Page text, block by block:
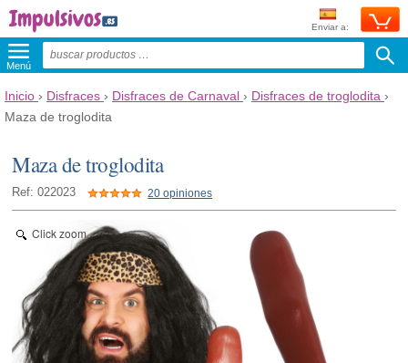
Enviar a:
Menú
Inicio › Disfraces › Disfraces de Carnaval › Disfraces de troglodita ›
Maza de troglodita
Maza de troglodita
Ref: 022023 20 opiniones
Click zoom